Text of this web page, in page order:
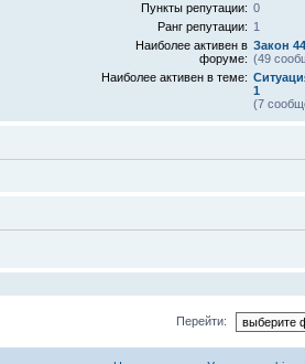
Пункты репутации: 0
Ранг репутации: 1
Наиболее активен в
форуме:
Закон
(49
Наиболее активен в теме:
1
(7
Перейти: